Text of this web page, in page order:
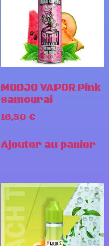
MODJO VAPOR Pink
samourai
16,50 €
Ajouter au panier